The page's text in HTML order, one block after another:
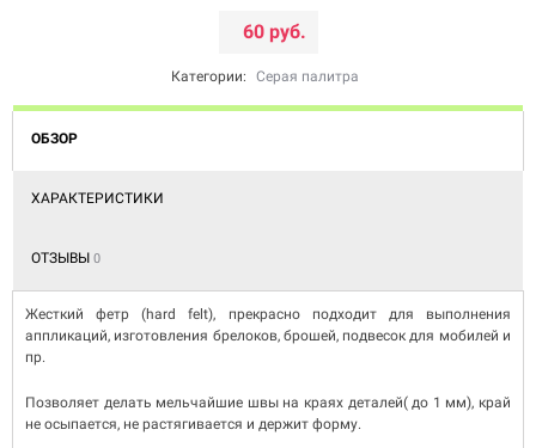
60 руб.
Категории: Серая палитра
ОБЗОР
ХАРАКТЕРИСТИКИ
ОТЗЫВЫ 0
Жесткий фетр (hard felt), прекрасно подходит для выполнения
аппликаций, изготовления брелоков, брошей, подвесок для мобилей и
пр.
Позволяет делать мельчайшие швы на краях деталей( до 1 мм), край
не осыпается, не растягивается и держит форму.